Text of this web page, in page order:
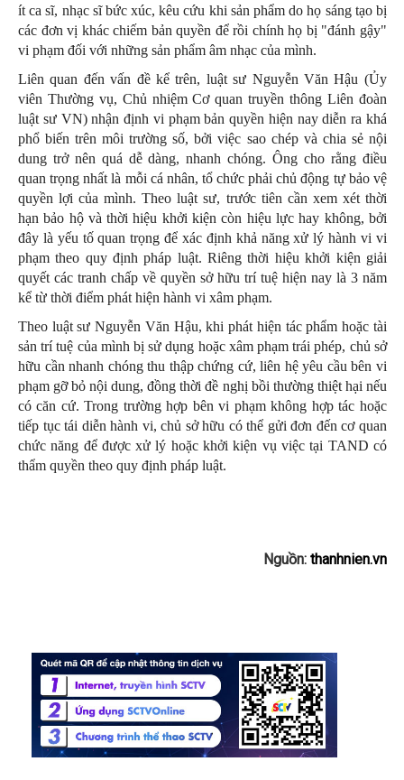
ít ca sĩ, nhạc sĩ bức xúc, kêu cứu khi sản phẩm do họ sáng tạo bị
các đơn vị khác chiếm bản quyền để rồi chính họ bị "đánh gậy"
vi phạm đối với những sản phẩm âm nhạc của mình.
Liên quan đến vấn đề kể trên, luật sư Nguyễn Văn Hậu (Ủy
viên Thường vụ, Chủ nhiệm Cơ quan truyền thông Liên đoàn
luật sư VN) nhận định vi phạm bản quyền hiện nay diễn ra khá
phổ biến trên môi trường số, bởi việc sao chép và chia sẻ nội
dung trở nên quá dễ dàng, nhanh chóng. Ông cho rằng điều
quan trọng nhất là mỗi cá nhân, tổ chức phải chủ động tự bảo vệ
quyền lợi của mình. Theo luật sư, trước tiên cần xem xét thời
hạn bảo hộ và thời hiệu khởi kiện còn hiệu lực hay không, bởi
đây là yếu tố quan trọng để xác định khả năng xử lý hành vi vi
phạm theo quy định pháp luật. Riêng thời hiệu khởi kiện giải
quyết các tranh chấp về quyền sở hữu trí tuệ hiện nay là 3 năm
kể từ thời điểm phát hiện hành vi xâm phạm.
Theo luật sư Nguyễn Văn Hậu, khi phát hiện tác phẩm hoặc tài
sản trí tuệ của mình bị sử dụng hoặc xâm phạm trái phép, chủ sở
hữu cần nhanh chóng thu thập chứng cứ, liên hệ yêu cầu bên vi
phạm gỡ bỏ nội dung, đồng thời đề nghị bồi thường thiệt hại nếu
có căn cứ. Trong trường hợp bên vi phạm không hợp tác hoặc
tiếp tục tái diễn hành vi, chủ sở hữu có thể gửi đơn đến cơ quan
chức năng để được xử lý hoặc khởi kiện vụ việc tại TAND có
thẩm quyền theo quy định pháp luật.
Nguồn: thanhnien.vn